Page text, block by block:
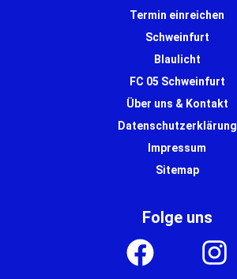
Termin einreichen
Schweinfurt
Blaulicht
FC 05 Schweinfurt
Über uns & Kontakt
Datenschutzerklärung
Impressum
Sitemap
Folge uns